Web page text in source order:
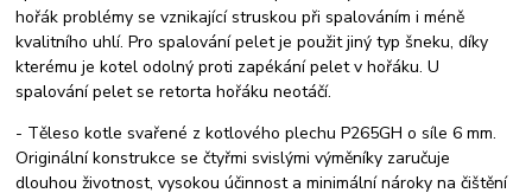
hořák problémy se vznikající struskou při spalováním i méně
kvalitního uhlí. Pro spalování pelet je použit jiný typ šneku, díky
kterému je kotel odolný proti zapékání pelet v hořáku. U
spalování pelet se retorta hořáku neotáčí.
- Těleso kotle svařené z kotlového plechu P265GH o síle 6 mm.
Originální konstrukce se čtyřmi svislými výměníky zaručuje
dlouhou životnost, vysokou účinnost a minimální nároky na čištění